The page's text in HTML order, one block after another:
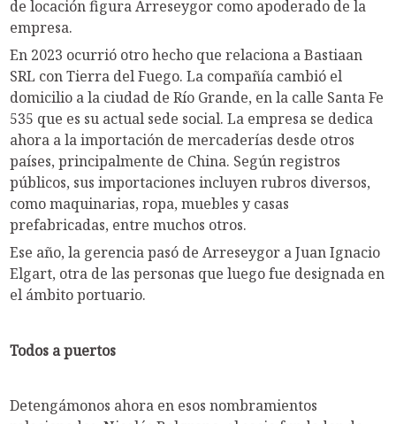
de locación figura Arreseygor como apoderado de la
empresa.
En 2023 ocurrió otro hecho que relaciona a Bastiaan
SRL con Tierra del Fuego. La compañía cambió el
domicilio a la ciudad de Río Grande, en la calle Santa Fe
535 que es su actual sede social. La empresa se dedica
ahora a la importación de mercaderías desde otros
países, principalmente de China. Según registros
públicos, sus importaciones incluyen rubros diversos,
como maquinarias, ropa, muebles y casas
prefabricadas, entre muchos otros.
Ese año, la gerencia pasó de Arreseygor a Juan Ignacio
Elgart, otra de las personas que luego fue designada en
el ámbito portuario.
Todos a puertos
Detengámonos ahora en esos nombramientos